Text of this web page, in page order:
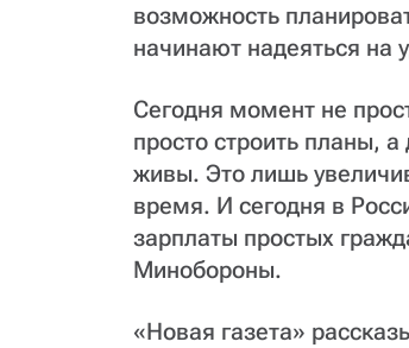
возможность
начинают надеяться на
Сегодня момент не
просто строить планы,
живы. Это лишь
время. И сегодня в
зарплаты простых
Минобороны.
«Новая газета»